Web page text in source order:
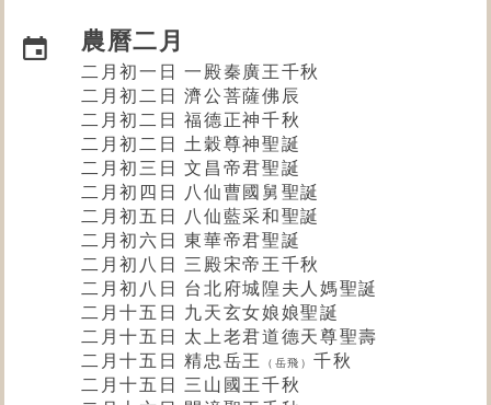
農曆二月
二月初一日 一殿秦廣王千秋
二月初二日 濟公菩薩佛辰
二月初二日福德正神千秋
二月初二日 土穀尊神聖誕
二月初三日 文昌帝君聖誕
二月初四日 八仙曹國舅聖誕
二月初五日 八仙藍采和聖誕
二月初六日 東華帝君聖誕
二月初八日 三殿宋帝王千秋
二月初八日 台北府城隍夫人媽聖誕
二月十五日 九天玄女娘娘聖誕
二月十五日 太上老君道德天尊聖壽
二月十五日 精忠岳王
（岳飛） 千秋
二月十五日 三山國王千秋